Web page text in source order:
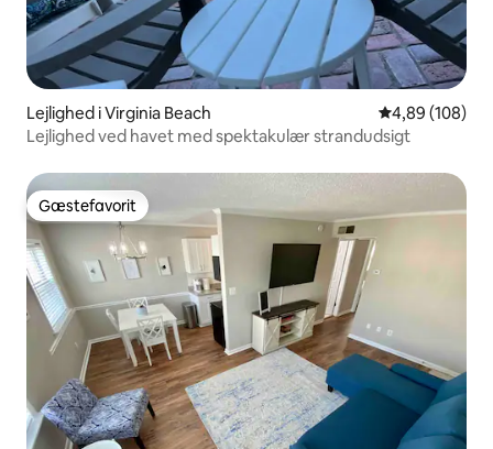
Lejlighed i Virginia Beach 4,89 ud af 5 i
4,89 (108)
Lejlighed ved havet med spektakulær strandudsigt
Gæstefavorit
Gæstefavorit